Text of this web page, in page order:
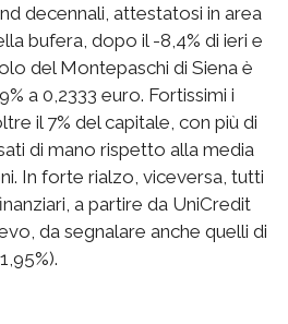
decennali, attestatosi in area
bufera, dopo il -8,4% di ieri e
del Montepaschi di Siena è
a 0,2333 euro. Fortissimi i
il 7% del capitale, con più di
di mano rispetto alla media
In forte rialzo, viceversa, tutti
a partire da UniCredit
da segnalare anche quelli di